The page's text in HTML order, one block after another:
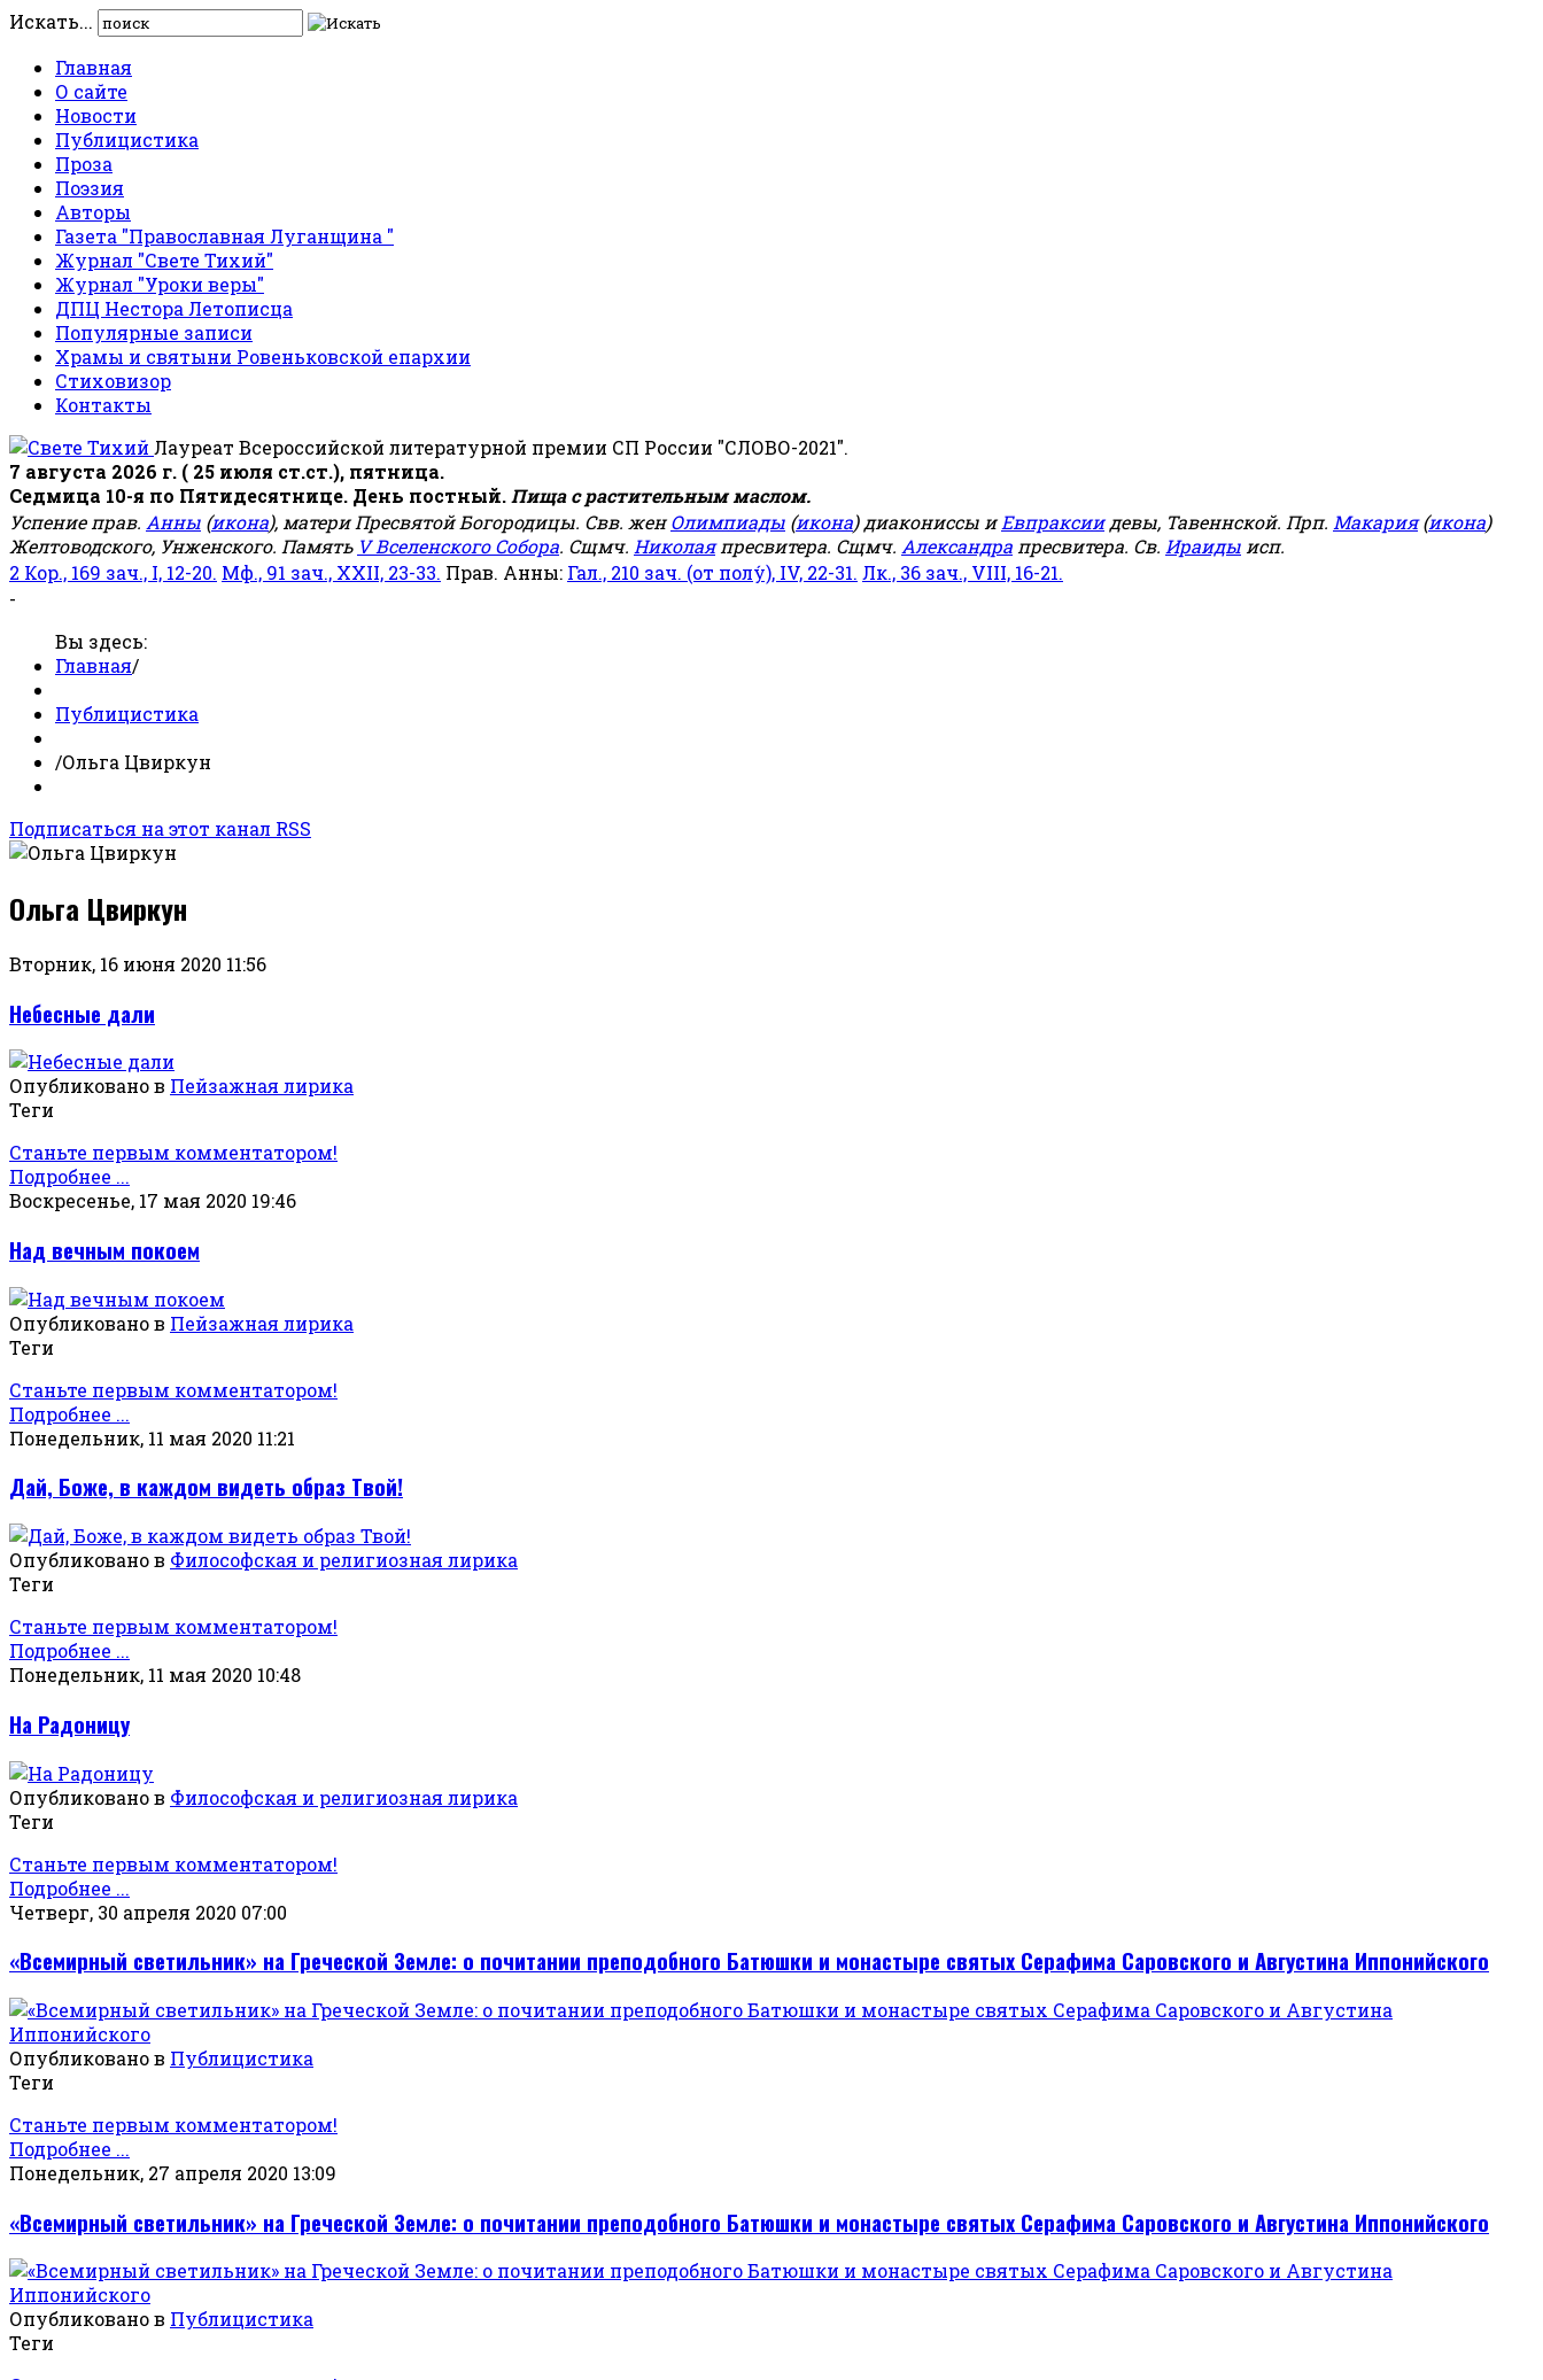
Искать...
Главная
О сайте
Новости
Публицистика
Проза
Поэзия
Авторы
Газета "Православная Луганщина "
Журнал "Свете Тихий"
Журнал "Уроки веры"
ДПЦ Нестора Летописца
Популярные записи
Храмы и святыни Ровеньковской епархии
Стиховизор
Контакты
Лауреат Всероссийской литературной премии СП России "СЛОВО-2021".
7 августа 2026 г. ( 25 июля ст.ст.), пятница.
Седмица 10-я по Пятидесятнице. День постный. Пища с растительным маслом.
Успение прав. Анны (икона), матери Пресвятой Богородицы. Свв. женОлимпиады (икона) диакониссы иЕвпраксиидевы, Тавеннской. Прп. Макария(икона)
Желтоводского, Унженского. Память V Вселенского Собора. Сщмч. Николаяпресвитера. Сщмч. Александра пресвитера. Св. Ираиды исп.
2 Кор., 169 зач., I, 12-20. Мф., 91 зач., XXII, 23-33. Прав. Анны: Гал., 210 зач. (от полу́), IV, 22-31. Лк., 36 зач., VIII, 16-21.
-
Вы здесь:
Главная/
Публицистика
/Ольга Цвиркун
Подписаться на этот канал RSS
Ольга Цвиркун
Вторник, 16 июня 2020 11:56
Небесные дали
Опубликовано в Пейзажная лирика
Теги
Станьте первым комментатором!
Подробнее ...
Воскресенье, 17 мая 2020 19:46
Над вечным покоем
Опубликовано в Пейзажная лирика
Теги
Станьте первым комментатором!
Подробнее ...
Понедельник, 11 мая 2020 11:21
Дай, Боже, в каждом видеть образ Твой!
Опубликовано в Философская и религиозная лирика
Теги
Станьте первым комментатором!
Подробнее ...
Понедельник, 11 мая 2020 10:48
На Радоницу
Опубликовано в Философская и религиозная лирика
Теги
Станьте первым комментатором!
Подробнее ...
Четверг, 30 апреля 2020 07:00
«Всемирный светильник» на Греческой Земле: о почитании преподобного Батюшки и монастыре святых Серафима Саровского и Августина Иппонийского
Опубликовано в Публицистика
Теги
Станьте первым комментатором!
Подробнее ...
Понедельник, 27 апреля 2020 13:09
«Всемирный светильник» на Греческой Земле: о почитании преподобного Батюшки и монастыре святых Серафима Саровского и Августина Иппонийского
Опубликовано в Публицистика
Теги